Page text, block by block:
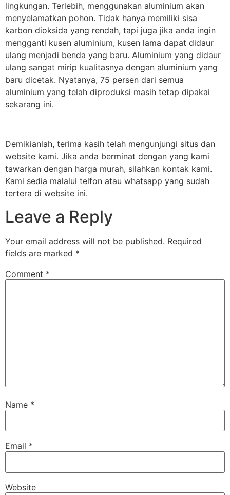
lingkungan. Terlebih, menggunakan aluminium akan
menyelamatkan pohon. Tidak hanya memiliki sisa
karbon dioksida yang rendah, tapi juga jika anda ingin
mengganti kusen aluminium, kusen lama dapat didaur
ulang menjadi benda yang baru. Aluminium yang didaur
ulang sangat mirip kualitasnya dengan aluminium yang
baru dicetak. Nyatanya, 75 persen dari semua
aluminium yang telah diproduksi masih tetap dipakai
sekarang ini.
Demikianlah, terima kasih telah mengunjungi situs dan
website kami. Jika anda berminat dengan yang kami
tawarkan dengan harga murah, silahkan kontak kami.
Kami sedia malalui telfon atau whatsapp yang sudah
tertera di website ini.
Leave a Reply
Your email address will not be published. Required
fields are marked *
Comment *
Name *
Email *
Website